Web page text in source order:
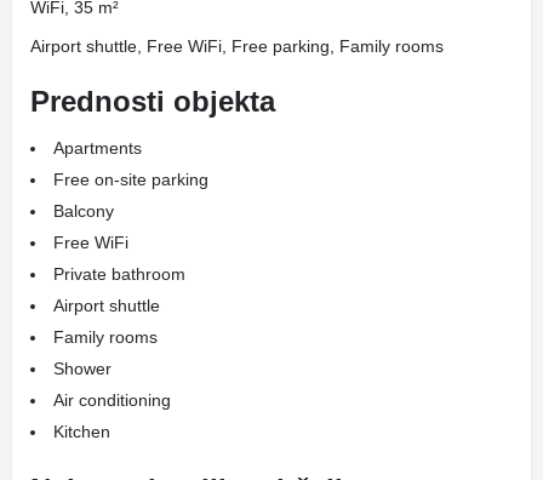
WiFi, 35 m²
Airport shuttle, Free WiFi, Free parking, Family rooms
Prednosti objekta
Apartments
Free on-site parking
Balcony
Free WiFi
Private bathroom
Airport shuttle
Family rooms
Shower
Air conditioning
Kitchen